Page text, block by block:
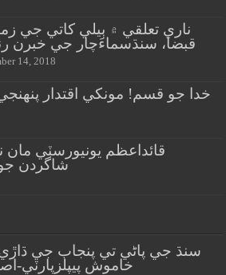
ناري تعلقي ۾ ٻيلي کاتي جي
قبضا، سنڌسماءَچار جي خبرن
14, 2018
خدا جو قسم! مونکي اقتدار پنهنجي
شاگردن
سنڌ جي پاڻي تي پنجاب جي
خاموش پيپلزپارٽي-